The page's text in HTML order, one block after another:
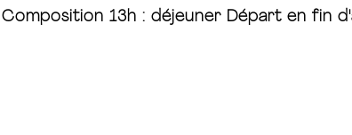
13h : déjeuner Départ en fin